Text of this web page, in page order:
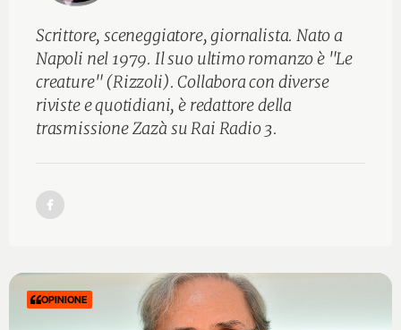
Scrittore, sceneggiatore, giornalista. Nato a
Napoli nel 1979. Il suo ultimo romanzo è "Le
creature" (Rizzoli). Collabora con diverse
riviste e quotidiani, è redattore della
trasmissione Zazà su Rai Radio 3.
OPINIONE